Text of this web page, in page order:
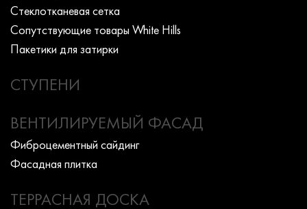
Стеклотканевая сетка
Сопутствующие товары White Hills
Пакетики для затирки
СТУПЕНИ
ВЕНТИЛИРУЕМЫЙ ФАСАД
Фиброцементный сайдинг
Фасадная плитка
ТЕРРАСНАЯ ДОСКА